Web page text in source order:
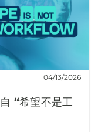
04/13/2026
“希望不是工